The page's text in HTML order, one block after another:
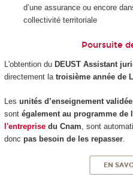
d’une assurance ou encore
collectivité territoriale
Poursuite
L'obtention du DEUST Assistant
directement la troisième année de
Les unités d’enseignement
sont également au programme de
l'entreprisedu Cnam , sont
donc pas besoin de les repasser.
EN